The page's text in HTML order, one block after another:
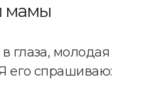
мамы
глаза, молодая
его спрашиваю: